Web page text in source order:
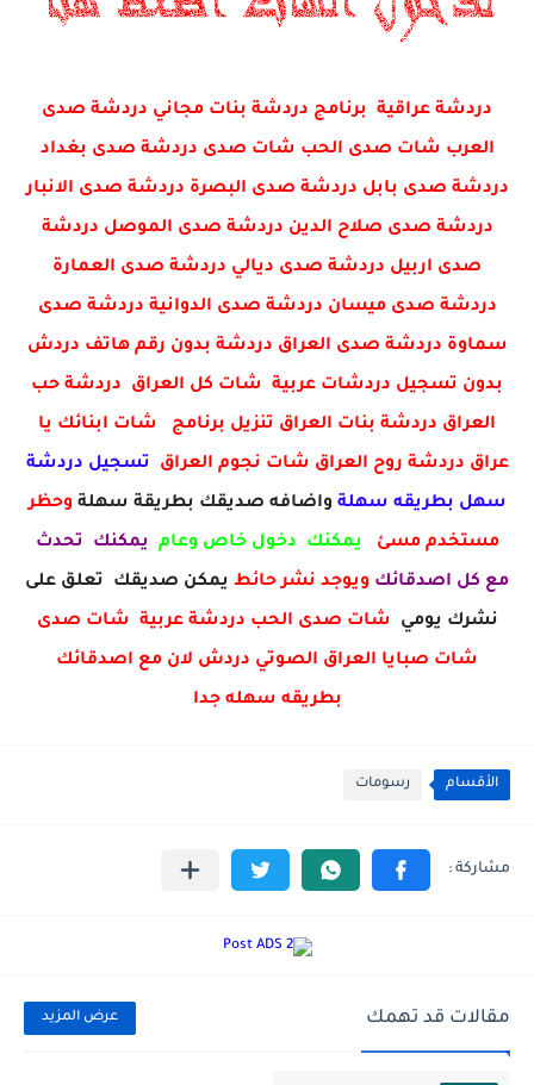
دردشة عراقية برنامج دردشة بنات مجاني دردشة صدى
العرب شات صدى الحب شات صدى دردشة صدى بغداد
دردشة صدى بابل دردشة صدى البصرة دردشة صدى الانبار
دردشة صدى صلاح الدين دردشة صدى الموصل دردشة
صدى اربيل دردشة صدى ديالي دردشة صدى العمارة
دردشة صدى ميسان دردشة صدى الدوانية دردشة صدى
سماوة دردشة صدى العراق دردشة بدون رقم هاتف دردش
بدون تسجيل دردشات عربية شات كل العراق دردشة حب
العراق دردشة بنات العراق تنزيل برنامج شات ابنائك يا
عراق دردشة روح العراق شات نجوم العراق تسجيل دردشة
سهل بطريقه سهلة واضافه صديقك بطريقة سهلة وحظر
مستخدم مسئ يمكنك دخول خاص وعام يمكنك تحدث
مع كل اصدقائك ويوجد نشر حائط يمكن صديقك تعلق على
نشرك يومي شات صدى الحب دردشة عربية شات صدى
شات صبايا العراق الصوتي دردش لان مع اصدقائك
بطريقه سهله جدا
الأقسام رسومات
مقالات قد تهمك عرض المزيد